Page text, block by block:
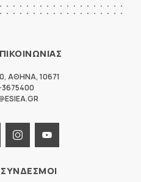
, ΑΘΗΝΑ, 10671
3675400